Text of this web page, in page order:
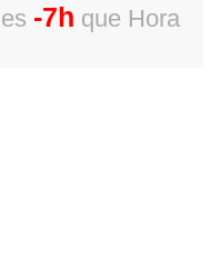
es -7h que Hora